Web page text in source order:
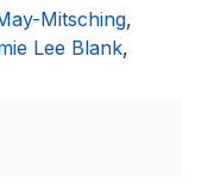
Mitsching,
Lee Blank,